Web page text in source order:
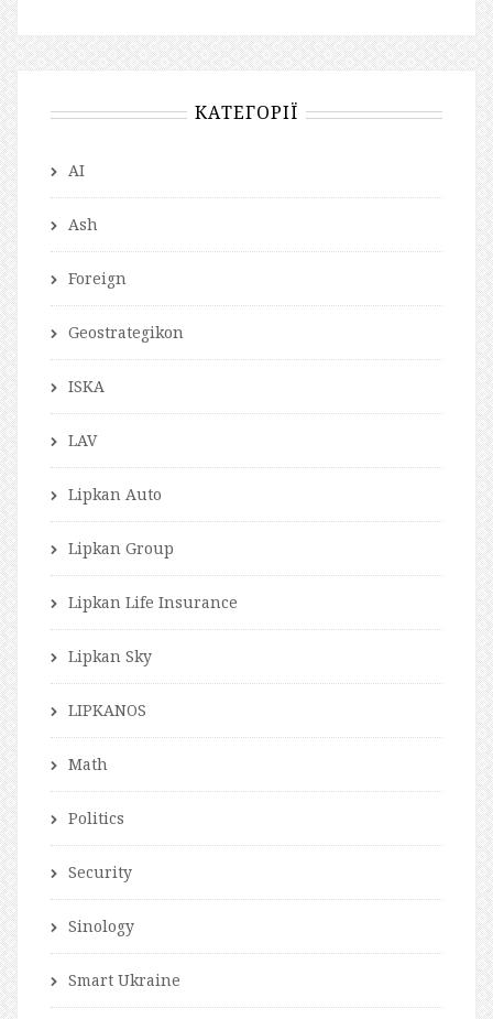
КАТЕГОРІЇ
AI
Ash
Foreign
Geostrategikon
ISKA
LAV
Lipkan Auto
Lipkan Group
Lipkan Life Insurance
Lipkan Sky
LIPKANOS
Math
Politics
Security
Sinology
Smart Ukraine